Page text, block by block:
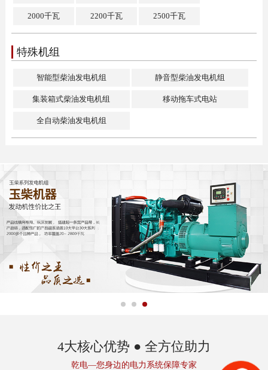
2000千瓦 2200千瓦 2500千瓦
特殊机组
智能型柴油发电机组 静音型柴油发电机组
集装箱式柴油发电机组 移动拖车式电站
全自动柴油发电机组
4大核心优势 ● 全方位助力
乾电—您身边的电力系统保障专家